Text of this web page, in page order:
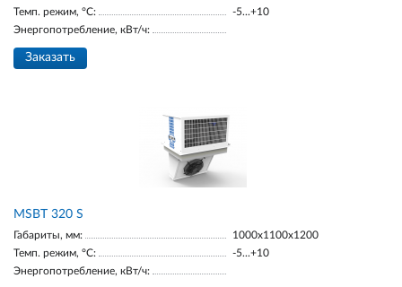
Темп. режим, °С:
-5...+10
Энергопотребление, кВт/ч:
Заказать
MSBT 320 S
Габариты, мм:
1000х1100х1200
Темп. режим, °С:
-5...+10
Энергопотребление, кВт/ч: